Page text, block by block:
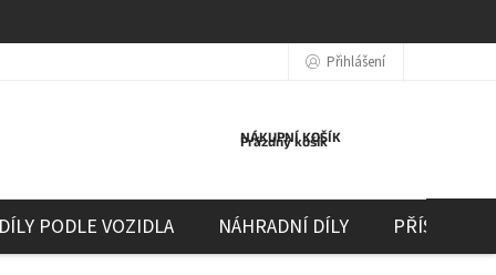
Přihlášení
NÁKUPNÍ KOŠÍK
Prázdný košík
DÍLY PODLE VOZIDLA NÁHRADNÍ DÍLY